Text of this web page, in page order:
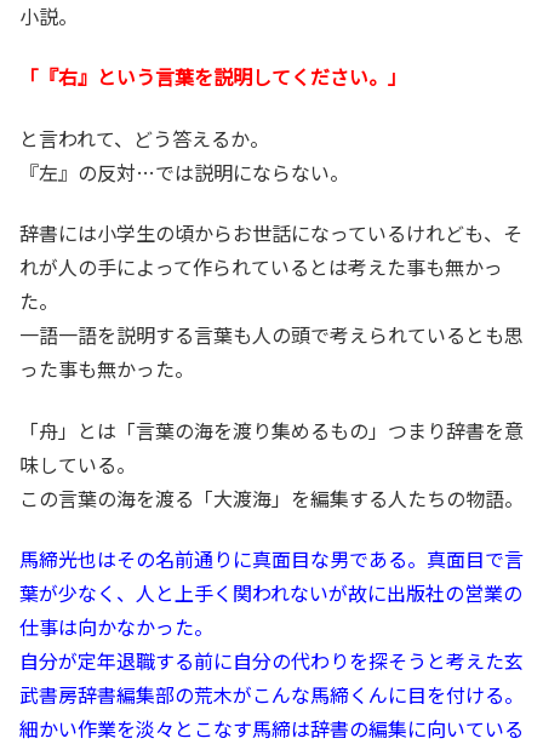
小説。
「『右』という言葉を説明してください。」
と言われて、どう答えるか。
『左』の反対…では説明にならない。
辞書には小学生の頃からお世話になっているけれども、そ
れが人の手によって作られているとは考えた事も無かっ
た。
一語一語を説明する言葉も人の頭で考えられているとも思
った事も無かった。
「舟」とは「言葉の海を渡り集めるもの」つまり辞書を意
味している。
この言葉の海を渡る「大渡海」を編集する人たちの物語。
馬締光也はその名前通りに真面目な男である。真面目で言
葉が少なく、人と上手く関われないが故に出版社の営業の
仕事は向かなかった。
自分が定年退職する前に自分の代わりを探そうと考えた玄
武書房辞書編集部の荒木がこんな馬締くんに目を付ける。
細かい作業を淡々とこなす馬締は辞書の編集に向いている